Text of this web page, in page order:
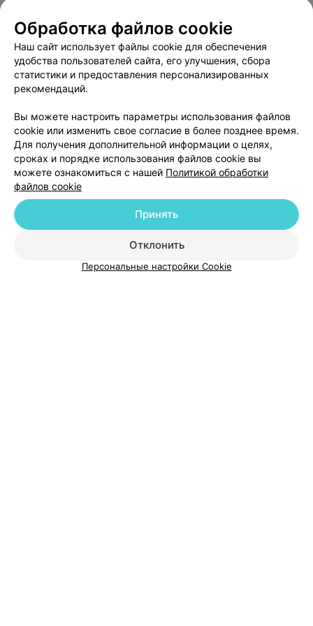
Цена по запросу
Отзыв. Лечу зубы в этой стоматологии уже 18 лет. И
все пломбы очень качественные и стоят до сих пор.
Переехала в другой город, там искала своего
стоматолога, но все было не то. В итоге все равно
Огромное спасибо доктору Снежане Ивановне за
качественное лечение, доброе и внимательное
отношение!!! Она всегда очень чуткая, если есть
беспокойство, все расскажет, что и как будет делаться,
даст консультацию по дальнейшему уходу. Спасибо
огромное за ваш труд!
Добавить компанию
Добавить специалиста
Обработка файлов cookie
Наш сайт использует файлы cookie для обеспечения
удобства пользователей сайта, его улучшения, сбора
статистики и предоставления персонализированных
рекомендаций.
Вы можете настроить параметры использования файлов
cookie или изменить свое согласие в более позднее время.
Для получения дополнительной информации о целях,
сроках и порядке использования файлов cookie вы
можете ознакомиться с нашей Политикой обработки
файлов cookie
Отклонить
Принять
Персональные настройки Cookie